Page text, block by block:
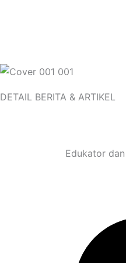
DETAIL BERITA & ARTIKEL
Edukator